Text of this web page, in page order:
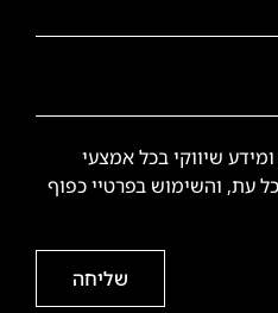
שיווקי בכל אמצעי
עת, והשימוש בפרטיי כפוף
שליחה